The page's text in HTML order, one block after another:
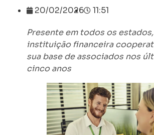
20/02/2026 11:51
Presente em todos os estados,
instituição financeira
sua base de associados nos
cinco anos